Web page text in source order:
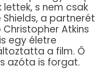
lettek, s nem csak
Shields, a partnerét
Atkins
egy életre
a film. Ő
azóta is forgat.